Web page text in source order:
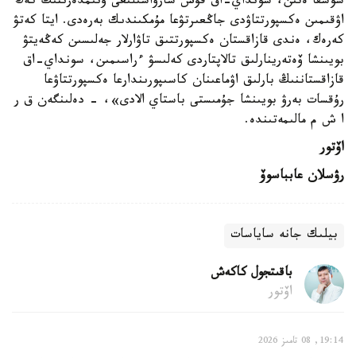
اۋقىمىن ەكسپورتتاۋدى جاڭعىرتۋعا مۇمكىندىك بەرەدى. ايتا كەتۋ
كەرەك، ەندى قازاقستان ەكسپورتتىق تاۋارلار جەلىسىن كەڭەيتۋ
بويىنشا ۆەتەرينارلىق تالاپتاردى كەلىسۋ ءراسىمىن، سونداي-اق
قازاقستاننىڭ بارلىق اۋماعىنان كاسىپورىندارعا ەكسپورتتاۋعا
رۇقسات بەرۋ بويىنشا جۇمىستى باستاي الادى»، - دەلىنگەن ق ر
ا ش م مالىمەتىندە.
اۆتور
رۋسلان عابباسوۆ
بيلىك جانە ساياسات
باقىتجول كاكەش
اۆتور
19:14, 08 تامىز 2026